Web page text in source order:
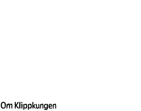
Om Klippkungen